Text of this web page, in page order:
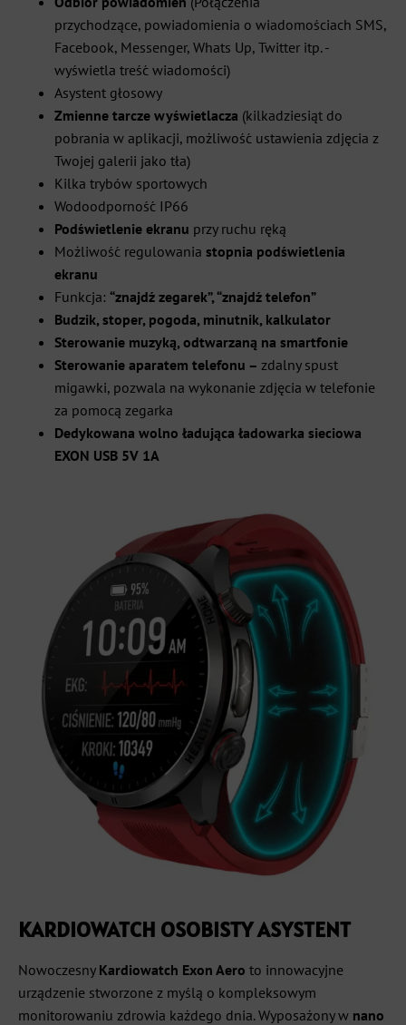
przychodzące, powiadomienia o wiadomościach SMS,
Facebook, Messenger, Whats Up, Twitter itp. -
wyświetla treść wiadomości)
Asystent głosowy
Zmienne tarcze wyświetlacza (kilkadziesiąt do
pobrania w aplikacji, możliwość ustawienia zdjęcia z
Twojej galerii jako tła)
Kilka trybów sportowych
Wodoodporność IP66
Podświetlenie ekranu przy ruchu ręką
Możliwość regulowania stopnia podświetlenia
ekranu
Funkcja: “znajdź zegarek”, “znajdź telefon”
Budzik, stoper, pogoda, minutnik, kalkulator
Sterowanie muzyką, odtwarzaną na smartfonie
Sterowanie aparatem telefonu – zdalny spust
migawki, pozwala na wykonanie zdjęcia w telefonie
za pomocą zegarka
Dedykowana wolno ładująca ładowarka sieciowa
EXON USB 5V 1A
KARDIOWATCH OSOBISTY ASYSTENT
Nowoczesny Kardiowatch Exon Aero to innowacyjne
urządzenie stworzone z myślą o kompleksowym
monitorowaniu zdrowia każdego dnia. Wyposażony w nano